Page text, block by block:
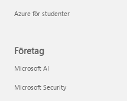
Azure för studenter
Företag
Microsoft AI
Microsoft Security